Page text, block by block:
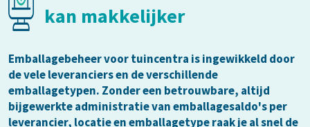
kan makkelijker
Emballagebeheer voor tuincentra is ingewikkeld door
de vele leveranciers en de verschillende
emballagetypen. Zonder een betrouwbare, altijd
bijgewerkte administratie van emballagesaldo's per
leverancier, locatie en emballagetype raak je al snel de